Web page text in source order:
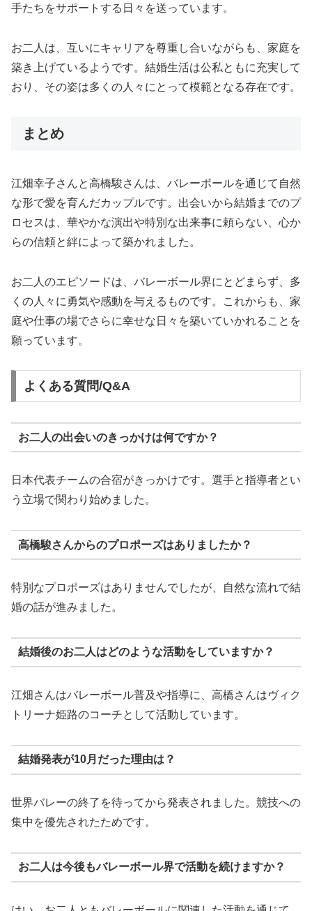
手たちをサポートする日々を送っています。
お二人は、互いにキャリアを尊重し合いながらも、家庭を
築き上げているようです。結婚生活は公私ともに充実して
おり、その姿は多くの人々にとって模範となる存在です。
まとめ
江畑幸子さんと高橋駿さんは、バレーボールを通じて自然
な形で愛を育んだカップルです。出会いから結婚までのプ
ロセスは、華やかな演出や特別な出来事に頼らない、心か
らの信頼と絆によって築かれました。
お二人のエピソードは、バレーボール界にとどまらず、多
くの人々に勇気や感動を与えるものです。これからも、家
庭や仕事の場でさらに幸せな日々を築いていかれることを
願っています。
よくある質問/Q&A
お二人の出会いのきっかけは何ですか？
日本代表チームの合宿がきっかけです。選手と指導者とい
う立場で関わり始めました。
高橋駿さんからのプロポーズはありましたか？
特別なプロポーズはありませんでしたが、自然な流れで結
婚の話が進みました。
結婚後のお二人はどのような活動をしていますか？
江畑さんはバレーボール普及や指導に、高橋さんはヴィク
トリーナ姫路のコーチとして活動しています。
結婚発表が10月だった理由は？
世界バレーの終了を待ってから発表されました。競技への
集中を優先されたためです。
お二人は今後もバレーボール界で活動を続けますか？